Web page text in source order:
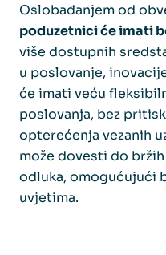
Oslobađanjem od
poduzetnici će imati
više dostupnih
u poslovanje,
će imati veću
poslovanja, bez
opterećenja vezanih
može dovesti do
odluka, omogućujući
uvjetima.